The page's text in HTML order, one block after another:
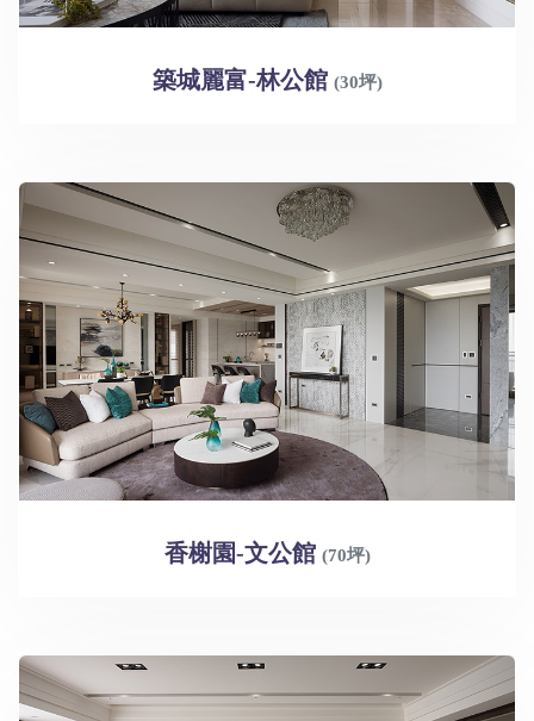
築城麗富-林公館 (30坪)
香榭園-文公館 (70坪)